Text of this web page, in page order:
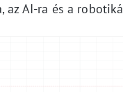
AI-ra és a